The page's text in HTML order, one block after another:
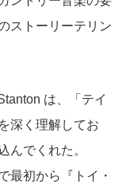
ストーリーテリン
は、「テイ
深く理解してお
んでくれた。
最初から『トイ・